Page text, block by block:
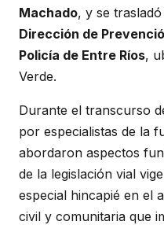
Machado, y se
Dirección de
Policía de Entre Ríos,
Verde.
Durante el transcurso
por especialistas de la
abordaron aspectos
de la legislación vial
especial hincapié en el
civil y comunitaria que